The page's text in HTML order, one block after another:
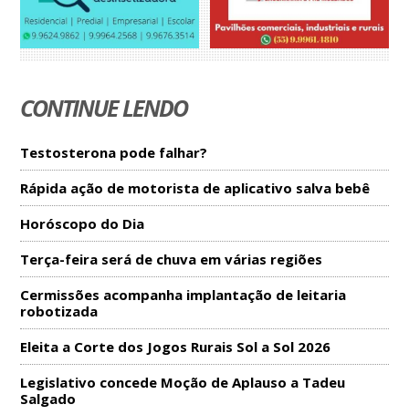
CONTINUE LENDO
Testosterona pode falhar?
Rápida ação de motorista de aplicativo salva bebê
Horóscopo do Dia
Terça-feira será de chuva em várias regiões
Cermissões acompanha implantação de leitaria
robotizada
Eleita a Corte dos Jogos Rurais Sol a Sol 2026
Legislativo concede Moção de Aplauso a Tadeu
Salgado